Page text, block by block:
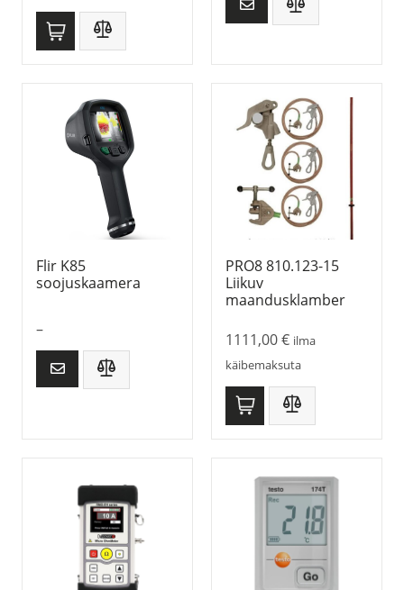
Flir K85
soojuskaamera
–
PRO8 810.123-15
Liikuv
maandusklamber
1111,00€ ilma
käibemaksuta